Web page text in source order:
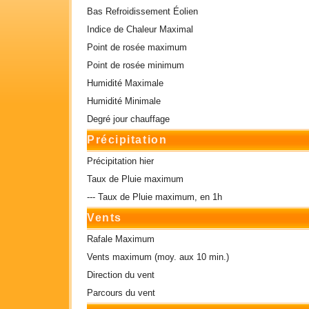
Bas Refroidissement Éolien
Indice de Chaleur Maximal
Point de rosée maximum
Point de rosée minimum
Humidité Maximale
Humidité Minimale
Degré jour chauffage
Précipitation
Précipitation hier
Taux de Pluie maximum
--- Taux de Pluie maximum, en 1h
Vents
Rafale Maximum
Vents maximum (moy. aux 10 min.)
Direction du vent
Parcours du vent